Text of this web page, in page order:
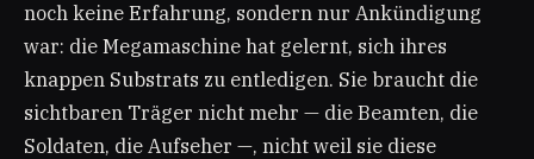
noch keine Erfahrung, sondern nur Ankündigung
war: die Megamaschine hat gelernt, sich ihres
knappen Substrats zu entledigen. Sie braucht die
sichtbaren Träger nicht mehr — die Beamten, die
Soldaten, die Aufseher —, nicht weil sie diese